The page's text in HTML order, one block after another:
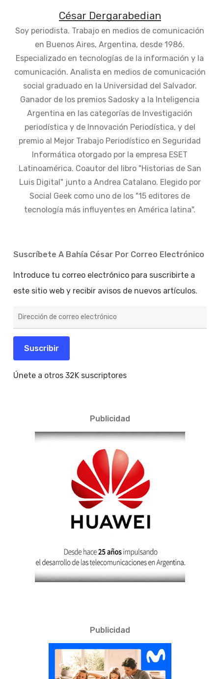
César Dergarabedian
Soy periodista. Trabajo en medios de comunicación
en Buenos Aires, Argentina, desde 1986.
Especializado en tecnologías de la información y la
comunicación. Analista en medios de comunicación
social graduado en la Universidad del Salvador.
Ganador de los premios Sadosky a la Inteligencia
Argentina en las categorías de Investigación
periodística y de Innovación Periodística, y del
premio al Mejor Trabajo Periodístico en Seguridad
Informática otorgado por la empresa ESET
Latinoamérica. Coautor del libro "Historias de San
Luis Digital" junto a Andrea Catalano. Elegido por
Social Geek como uno de los "15 editores de
tecnología más influyentes en América latina".
Suscríbete A Bahía César Por Correo Electrónico
Introduce tu correo electrónico para suscribirte a
este sitio web y recibir avisos de nuevos artículos.
de
electrónico
Suscribir
Únete a otros 32K suscriptores
Publicidad
Publicidad